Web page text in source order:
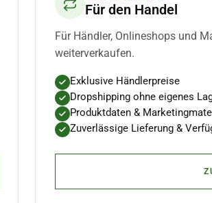
Für den Handel
Für Händler, Onlineshops und
weiterverkaufen.
Exklusive Händlerpreise
Dropshipping ohne eigenes
Produktdaten &
Zuverlässige Lieferung &